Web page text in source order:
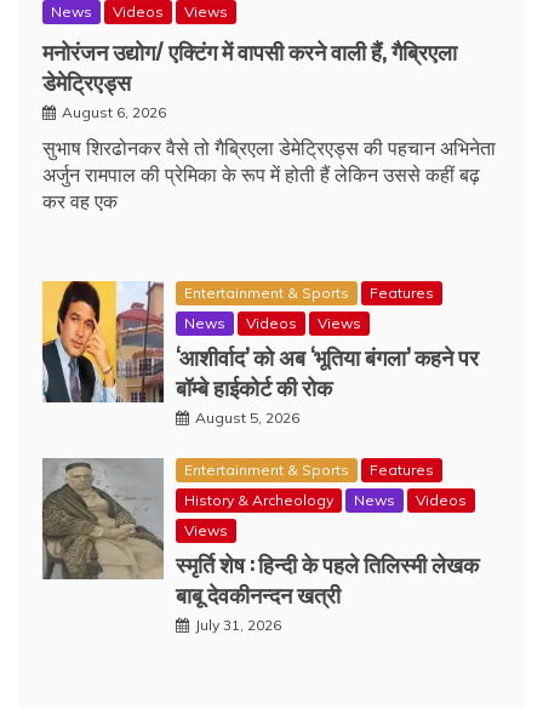
News
Videos Views
मनोरंजन उद्योग/ एक्टिंग में वापसी करने वाली हैं, गैब्रिएला
डेमेट्रिएड्स
August 6, 2026
सुभाष शिरढोनकर वैसे तो गैब्रिएला डेमेट्रिएड्स की पहचान अभिनेता
अर्जुन रामपाल की प्रेमिका के रूप में होती हैं लेकिन उससे कहीं बढ़
कर वह एक
Entertainment & Sports
Features
News
Videos Views
‘आशीर्वाद’ को अब ‘भूतिया बंगला’ कहने पर
बॉम्बे हाईकोर्ट की रोक
August 5, 2026
Entertainment & Sports
Features
History & Archeology
News
Videos
Views
स्मृर्ति शेष : हिन्दी के पहले तिलिस्मी लेखक
बाबू देवकीनन्दन खत्री
July 31, 2026